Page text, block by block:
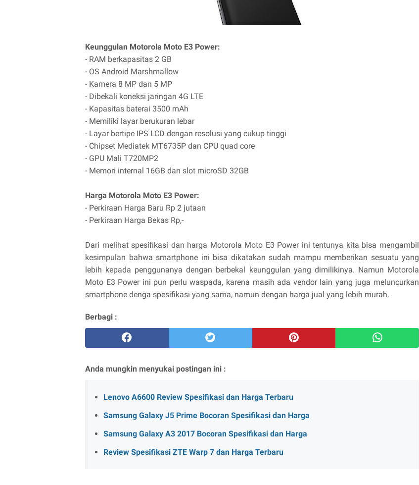
Keunggulan Motorola Moto E3 Power:
- RAM berkapasitas 2 GB
- OS Android Marshmallow
- Kamera 8 MP dan 5 MP
- Dibekali koneksi jaringan 4G LTE
- Kapasitas baterai 3500 mAh
- Memiliki layar berukuran lebar
- Layar bertipe IPS LCD dengan resolusi yang cukup tinggi
- Chipset Mediatek MT6735P dan CPU quad core
- GPU Mali T720MP2
- Memori internal 16GB dan slot microSD 32GB
Harga Motorola Moto E3 Power:
- Perkiraan Harga Baru Rp 2 jutaan
- Perkiraan Harga Bekas Rp,-
Dari melihat spesifikasi dan harga Motorola Moto E3 Power ini tentunya kita bisa mengambil
kesimpulan bahwa smartphone ini bisa dikatakan sudah mampu memberikan sesuatu yang
lebih kepada penggunanya dengan berbekal keunggulan yang dimilikinya. Namun Motorola
Moto E3 Power ini pun perlu waspada, karena masih ada vendor lain yang juga meluncurkan
smartphone denga spesifikasi yang sama, namun dengan harga jual yang lebih murah.
Berbagi :
Anda mungkin menyukai postingan ini :
Lenovo A6600 Review Spesifikasi dan Harga Terbaru
Samsung Galaxy J5 Prime Bocoran Spesifikasi dan Harga
Samsung Galaxy A3 2017 Bocoran Spesifikasi dan Harga
Review Spesifikasi ZTE Warp 7 dan Harga Terbaru